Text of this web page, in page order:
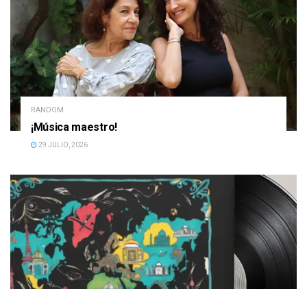
RANDOM
¡Música maestro!
29 JULIO, 2026